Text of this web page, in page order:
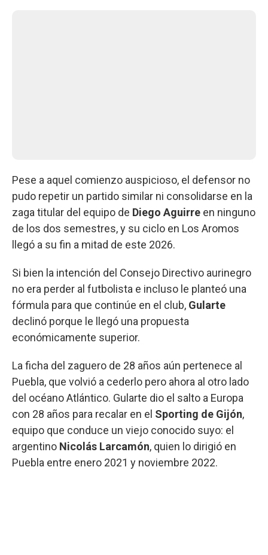
Pese a aquel comienzo auspicioso, el defensor no
pudo repetir un partido similar ni consolidarse en la
zaga titular del equipo de Diego Aguirre en ninguno
de los dos semestres, y su ciclo en Los Aromos
llegó a su fin a mitad de este 2026.
Si bien la intención del Consejo Directivo aurinegro
no era perder al futbolista e incluso le planteó una
fórmula para que continúe en el club, Gularte
declinó porque le llegó una propuesta
económicamente superior.
La ficha del zaguero de 28 años aún pertenece al
Puebla, que volvió a cederlo pero ahora al otro lado
del océano Atlántico. Gularte dio el salto a Europa
con 28 años para recalar en el Sporting de Gijón,
equipo que conduce un viejo conocido suyo: el
argentino Nicolás Larcamón, quien lo dirigió en
Puebla entre enero 2021 y noviembre 2022.